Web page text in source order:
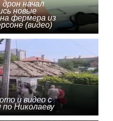
начал
новые
фермера из
(видео)
и видео с
Николаеву